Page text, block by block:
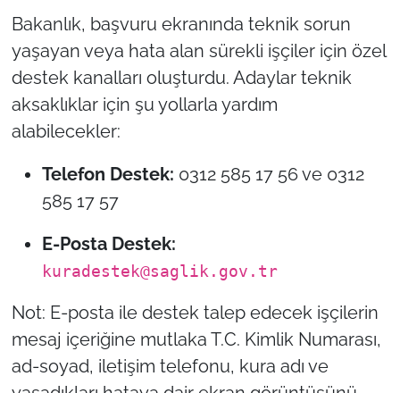
Bakanlık, başvuru ekranında teknik sorun
yaşayan veya hata alan sürekli işçiler için özel
destek kanalları oluşturdu. Adaylar teknik
aksaklıklar için şu yollarla yardım
alabilecekler:
Telefon Destek: 0312 585 17 56 ve 0312
585 17 57
E-Posta Destek:
kuradestek@saglik.gov.tr
Not: E-posta ile destek talep edecek işçilerin
mesaj içeriğine mutlaka T.C. Kimlik Numarası,
ad-soyad, iletişim telefonu, kura adı ve